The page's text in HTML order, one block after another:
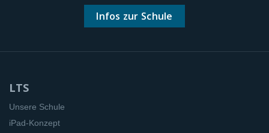
Infos zur Schule
LTS
Unsere Schule
iPad-Konzept